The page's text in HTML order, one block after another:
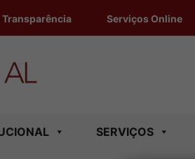
Transparência Serviços Online
SERVIÇOS